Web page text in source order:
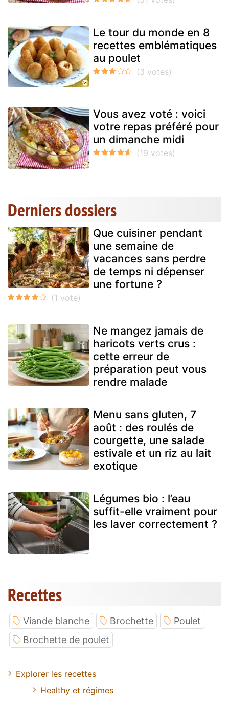
Le tour du monde en 8
recettes emblématiques
au poulet
Vous avez voté : voici
votre repas préféré pour
un dimanche midi
Derniers dossiers
Que cuisiner pendant
une semaine de
vacances sans perdre
de temps ni dépenser
une fortune ?
Ne mangez jamais de
haricots verts crus :
cette erreur de
préparation peut vous
rendre malade
Menu sans gluten, 7
août : des roulés de
courgette, une salade
estivale et un riz au lait
exotique
Légumes bio : l’eau
suffit-elle vraiment pour
les laver correctement ?
Recettes
Viande blanche Brochette
Poulet
Brochette de poulet
Explorer les recettes
Healthy et régimes